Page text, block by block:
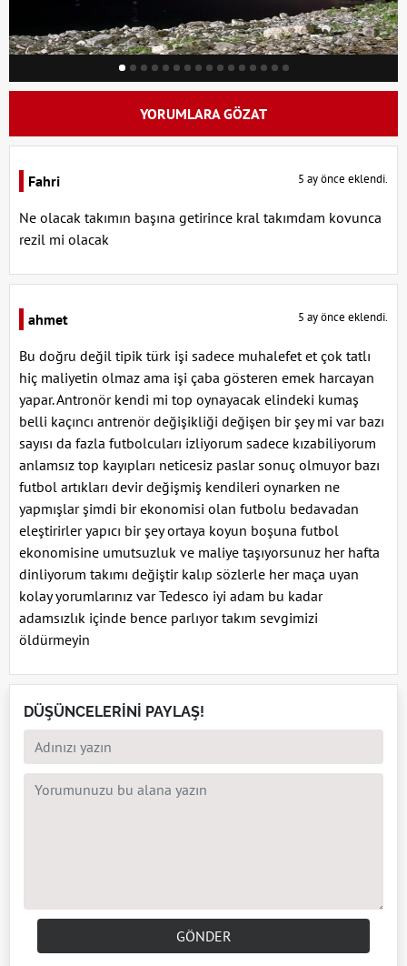
YORUMLARA GÖZAT
Fahri 5 ay önce eklendi.
Ne olacak takımın başına getirince kral takımdam kovunca
rezil mi olacak
ahmet 5 ay önce eklendi.
Bu doğru değil tipik türk işi sadece muhalefet et çok tatlı
hiç maliyetin olmaz ama işi çaba gösteren emek harcayan
yapar. Antronör kendi mi top oynayacak elindeki kumaş
belli kaçıncı antrenör değişikliği değişen bir şey mi var bazı
sayısı da fazla futbolcuları izliyorum sadece kızabiliyorum
anlamsız top kayıpları neticesiz paslar sonuç olmuyor bazı
futbol artıkları devir değişmiş kendileri oynarken ne
yapmışlar şimdi bir ekonomisi olan futbolu bedavadan
eleştirirler yapıcı bir şey ortaya koyun boşuna futbol
ekonomisine umutsuzluk ve maliye taşıyorsunuz her hafta
dinliyorum takımı değiştir kalıp sözlerle her maça uyan
kolay yorumlarınız var Tedesco iyi adam bu kadar
adamsızlık içinde bence parlıyor takım sevgimizi
öldürmeyin
DÜŞÜNCELERİNİ PAYLAŞ!
GÖNDER